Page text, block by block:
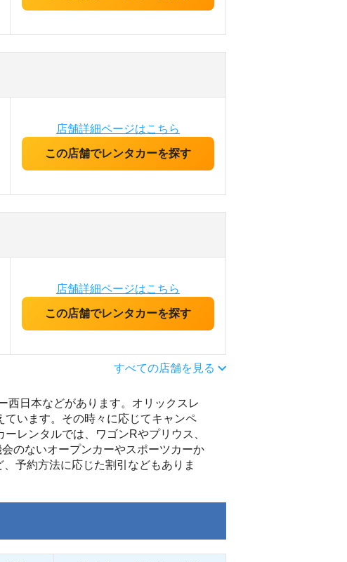
店舗詳細ページはこちら
この店舗でレンタカーを探す
店舗詳細ページはこちら
この店舗でレンタカーを探す
すべての店舗を見る
西日本などがあります。オリックスレ
います。その時々に応じてキャンペ
レンタルでは、ワゴンRやプリウス、
のないオープンカーやスポーツカーか
予約方法に応じた割引などもありま